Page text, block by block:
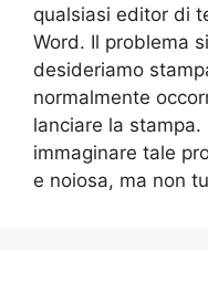
qualsiasi editor di
Word. Il problema
desideriamo
normalmente
lanciare la
immaginare tale
e noiosa, ma non